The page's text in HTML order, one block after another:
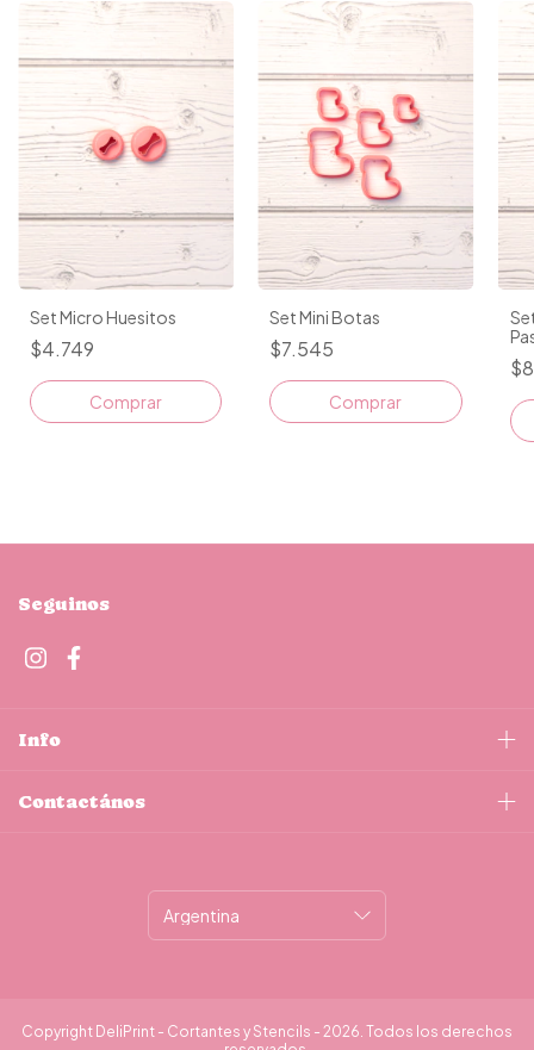
Set Micro Huesitos
$4.749
Set Mini Botas
$7.545
Seguinos
Info
Contactános
Copyright DeliPrint - Cortantes y Stencils - 2026. Todos los derechos